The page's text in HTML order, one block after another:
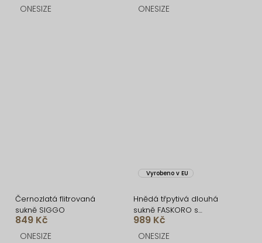
ONESIZE ONESIZE
Černozlatá flitrovaná
sukně SIGGO
849 Kč
ONESIZE
Vyrobeno v EU
Hnědá třpytivá dlouhá
sukně FASKORO s
kraťásky
989 Kč
ONESIZE